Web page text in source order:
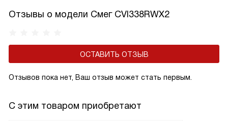
Отзывы о модели Смег CVI338RWX2
ОСТАВИТЬ ОТЗЫВ
Отзывов пока нет, Ваш отзыв может стать первым.
С этим товаром приобретают